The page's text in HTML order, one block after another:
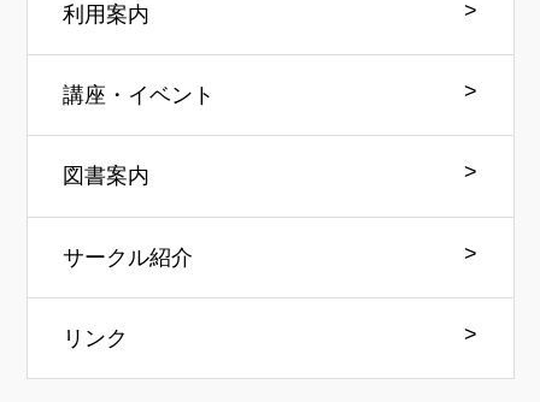
利用案内
講座・イベント
図書案内
サークル紹介
リンク